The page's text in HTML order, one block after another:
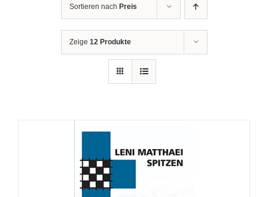
Sortieren nach Preis
Zeige 12 Produkte